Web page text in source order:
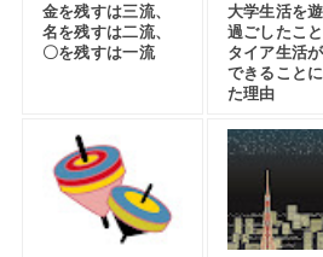
金を残すは三流、
名を残すは二流、
〇を残すは一流
大学生活を
過ごしたこ
タイア生活
できること
た理由